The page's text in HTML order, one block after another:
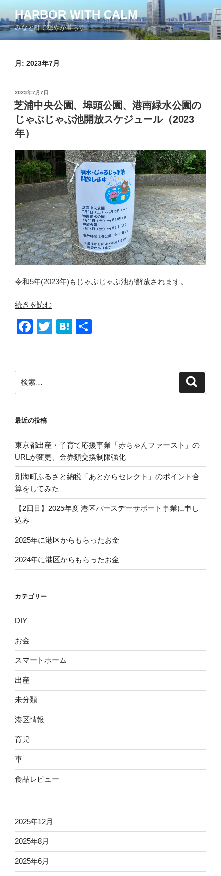
ン
テ
ン
HARBOR WITH CALM
みなと町で穏やか暮らす
月: 2023年7月
投
稿
日:
2023年7月7日
芝浦中央公園、埠頭公園、港南緑水公園の
じゃぶじゃぶ池開放スケジュール（2023
年）
令和5年(2023年)もじゃぶじゃぶ池が解放されます。
“芝
中
頭
港
南
緑
水
園
の
じ
ゃ
ぶ
じ
ぶ
放
ス
ケ
ジ
ー
ル
（2023
年）”
続きを読む
F
e
b
o
k
T
er
H
n
a
索:
最近の投稿
東京都出産・子育て応援事業「赤ちゃんファースト」の
URLが変更、金券類交換制限強化
別海町ふるさと納税「あとからセレクト」のポイント合
算をしてみた
【2回目】2025年度 港区バースデーサポート事業に申し
込み
2025年に港区からもらったお金
2024年に港区からもらったお金
カテゴリー
DIY
お金
スマートホーム
出産
未分類
港区情報
育児
車
食品レビュー
2025年12月
2025年8月
2025年6月